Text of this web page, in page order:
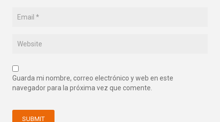
Guarda mi nombre, correo electrónico y web en este
navegador para la próxima vez que comente.